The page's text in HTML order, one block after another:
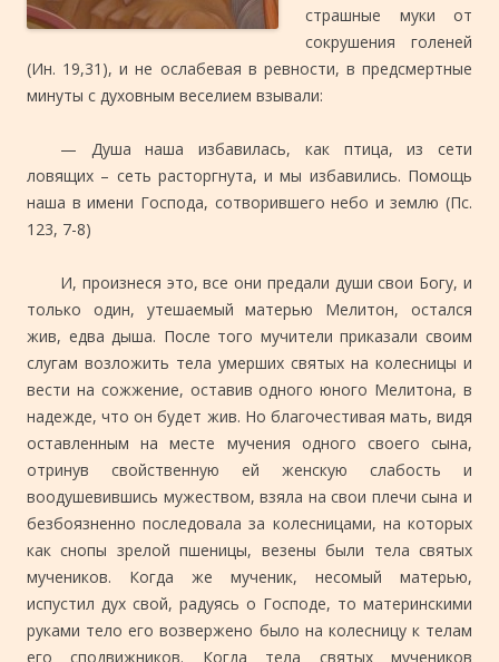
страшные муки от
сокрушения голеней
(Ин. 19,31), и не ослабевая в ревности, в предсмертные
минуты с духовным веселием взывали:
— Душа наша избавилась, как птица, из сети
ловящих – сеть расторгнута, и мы избавились. Помощь
наша в имени Господа, сотворившего небо и землю (Пс.
123, 7-8)
И, произнеся это, все они предали души свои Богу, и
только один, утешаемый матерью Мелитон, остался
жив, едва дыша. После того мучители приказали своим
слугам возложить тела умерших святых на колесницы и
вести на сожжение, оставив одного юного Мелитона, в
надежде, что он будет жив. Но благочестивая мать, видя
оставленным на месте мучения одного своего сына,
отринув свойственную ей женскую слабость и
воодушевившись мужеством, взяла на свои плечи сына и
безбоязненно последовала за колесницами, на которых
как снопы зрелой пшеницы, везены были тела святых
мучеников. Когда же мученик, несомый матерью,
испустил дух свой, радуясь о Господе, то материнскими
руками тело его возвержено было на колесницу к телам
его сподвижников. Когда тела святых мучеников